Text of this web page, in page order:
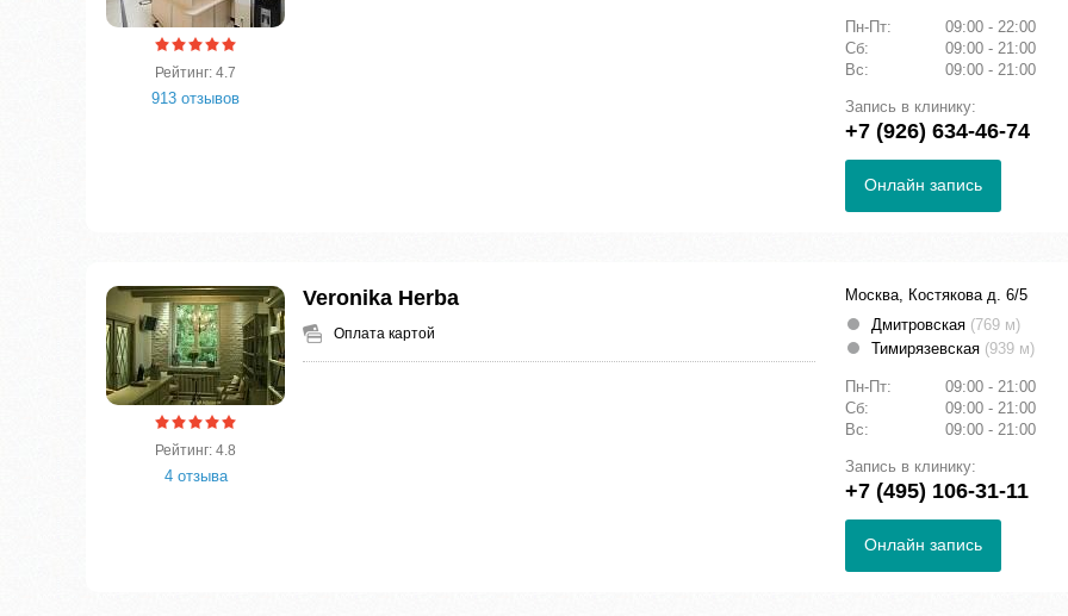
Рейтинг: 4.7
913 отзывов
Пн-Пт:
09:00 - 22:00
Сб:
09:00 - 21:00
Вс:
09:00 - 21:00
Запись в клинику:
+7 (926) 634-46-74
Онлайн запись
Рейтинг: 4.8
4 отзыва
Veronika Herba
Оплата картой
Москва, Костякова д. 6/5
Дмитровская (769 м)
Тимирязевская (939 м)
Пн-Пт:
09:00 - 21:00
Сб:
09:00 - 21:00
Вс:
09:00 - 21:00
Запись в клинику:
+7 (495) 106-31-11
Онлайн запись